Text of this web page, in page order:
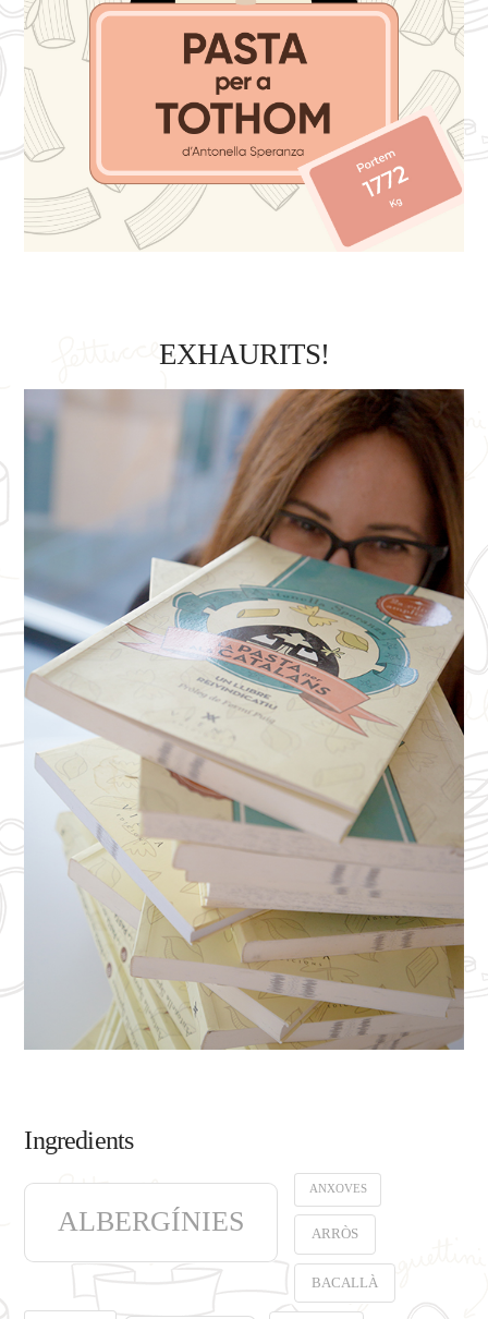
EXHAURITS!
Ingredients
ALBERGÍNIES
ANXOVES
ARRÒS
BACALLÀ